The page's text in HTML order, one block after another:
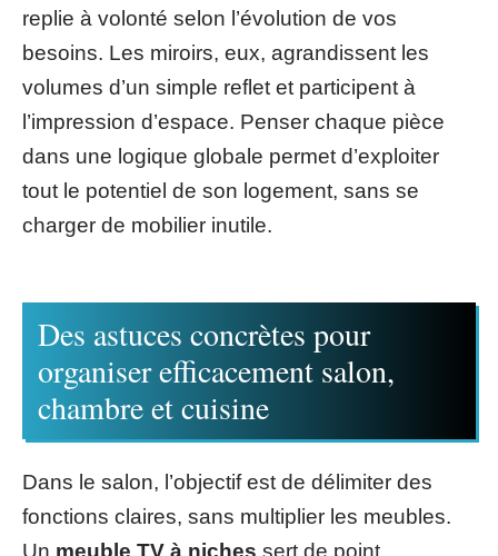
replie à volonté selon l’évolution de vos
besoins. Les miroirs, eux, agrandissent les
volumes d’un simple reflet et participent à
l’impression d’espace. Penser chaque pièce
dans une logique globale permet d’exploiter
tout le potentiel de son logement, sans se
charger de mobilier inutile.
Des astuces concrètes pour
organiser efficacement salon,
chambre et cuisine
Dans le salon, l’objectif est de délimiter des
fonctions claires, sans multiplier les meubles.
Un meuble TV à niches sert de point